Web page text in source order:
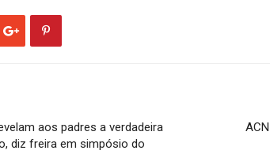
aos padres a verdadeira
diz freira em simpósio do